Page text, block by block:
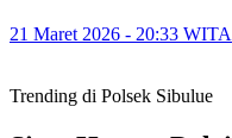
21 Maret 2026 - 20:33 WITA
Trending di Polsek Sibulue